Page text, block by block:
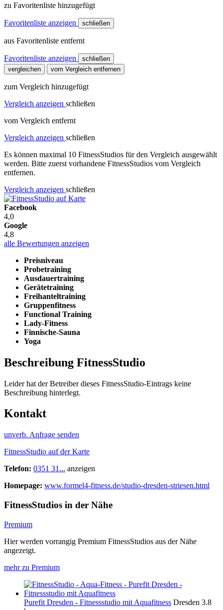
zu Favoritenliste hinzugefügt
Favoritenliste anzeigen schließen
aus Favoritenliste entfernt
Favoritenliste anzeigen
schließen
vergleichen
vom Vergleich entfernen
zum Vergleich hinzugefügt
Vergleich anzeigen schließen
vom Vergleich entfernt
Vergleich anzeigen schließen
Es können maximal 10 FitnessStudios für den Vergleich ausgewählt
werden. Bitte zuerst vorhandene FitnessStudios vom Vergleich
entfernen.
Vergleich anzeigen schließen
Facebook
4,0
Google
4,8
alle Bewertungen anzeigen
Preisniveau
Probetraining
Ausdauertraining
Gerätetraining
Freihanteltraining
Gruppenfitness
Functional Training
Lady-Fitness
Finnische-Sauna
Yoga
Beschreibung FitnessStudio
Leider hat der Betreiber dieses FitnessStudio-Eintrags keine
Beschreibung hinterlegt.
Kontakt
unverb. Anfrage senden
FitnessStudio auf der Karte
Telefon: 0351 31... anzeigen
Homepage: www.formel4-fitness.de/studio-dresden-striesen.html
FitnessStudios in der Nähe
Premium
Hier werden vorrangig Premium FitnessStudios aus der Nähe
angezeigt.
mehr zu Premium
Purefit Dresden - Fitnessstudio mit Aquafitness Dresden 3.8